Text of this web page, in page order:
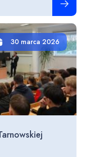
30 marca 2026